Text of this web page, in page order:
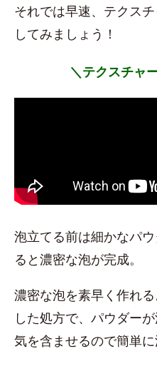
それでは早速、テクス
してみましょう！
＼テクスチャ
泡立てる前は細かなパ
ると濃密な泡が完成。
濃密な泡を素早く作れ
した処方で、パウダー
気を含ませるので簡単に